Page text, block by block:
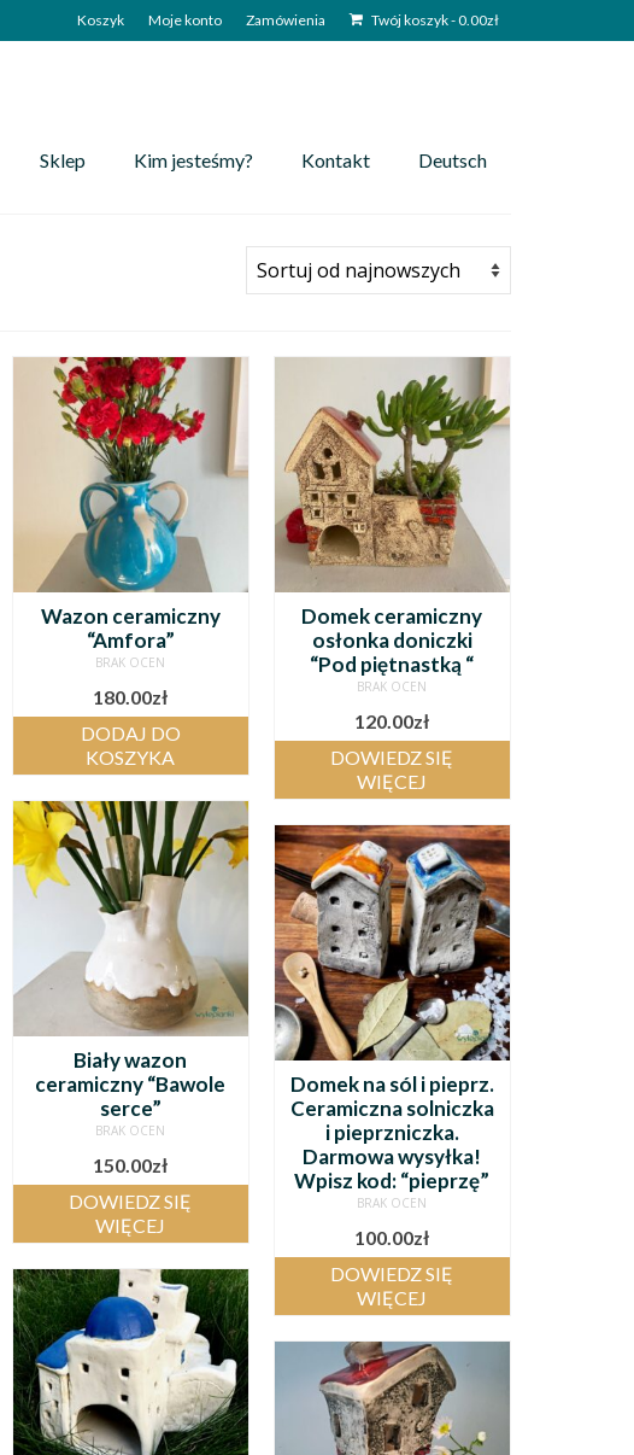
Koszyk Moje konto Zamówienia Twój koszyk-0.00zł
Sklep Kim jesteśmy? Kontakt Deutsch
Wazon ceramiczny
“Amfora”
BRAK OCEN
180.00zł
DODAJ DO
KOSZYKA
Domek ceramiczny
osłonka doniczki
“Pod piętnastką “
BRAK OCEN
120.00zł
DOWIEDZ SIĘ
WIĘCEJ
Biały wazon
ceramiczny “Bawole
serce”
BRAK OCEN
150.00zł
DOWIEDZ SIĘ
WIĘCEJ
Domek na sól i pieprz.
Ceramiczna solniczka
i pieprzniczka.
Darmowa wysyłka!
Wpisz kod: “pieprzę”
BRAK OCEN
100.00zł
DOWIEDZ SIĘ
WIĘCEJ